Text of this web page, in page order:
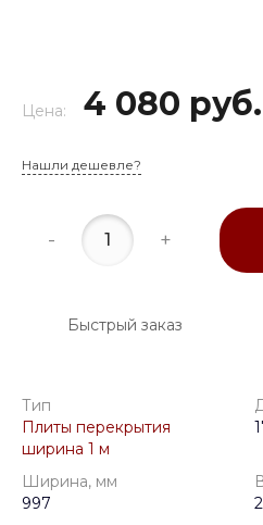
Цена: 4 080 руб.
Нашли дешевле?
- +
Быстрый заказ
Тип
Плиты перекрытия
ширина 1 м
Ширина, мм
997